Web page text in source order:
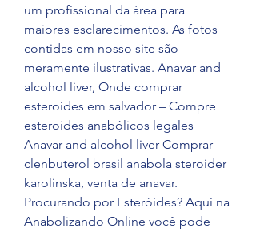
um profissional da área para
maiores esclarecimentos. As fotos
contidas em nosso site são
meramente ilustrativas. Anavar and
alcohol liver, Onde comprar
esteroides em salvador – Compre
esteroides anabólicos legales
Anavar and alcohol liver Comprar
clenbuterol brasil anabola steroider
karolinska, venta de anavar.
Procurando por Esteróides? Aqui na
Anabolizando Online você pode